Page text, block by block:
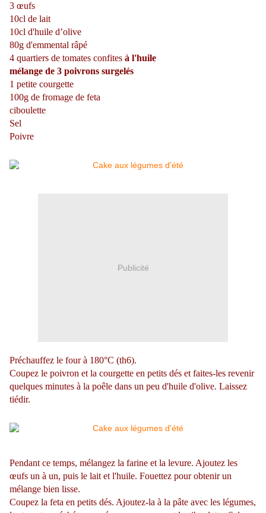
3 œufs
10cl de lait
10cl d'huile d’olive
80g d'emmental râpé
4 quartiers de tomates confites à l'huile
mélange de 3 poivrons surgelés
1 petite courgette
100g de fromage de feta
ciboulette
Sel
Poivre
Publicité
Préchauffez le four à 180°C (th6).
Coupez le poivron et la courgette en petits dés et faites-les revenir
quelques minutes à la poêle dans un peu d'huile d'olive. Laissez
tiédir.
Pendant ce temps, mélangez la farine et la levure. Ajoutez les
œufs un à un, puis le lait et l'huile. Fouettez pour obtenir un
mélange bien lisse.
Coupez la feta en petits dés. Ajoutez-la à la pâte avec les légumes,